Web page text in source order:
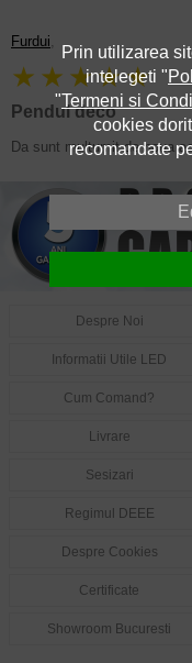
Furdui,
★★★★★
Pendul deco
Da sunt multumit de noua
Despre Noi
Informatii Utile LED
Cum Comand?
Livrare
Sesizari
Regimul DEEE
Despre Cookies
Certificate
Showroom Bucuresti
Prin utilizarea
intelegeti "
"Termeni si
cookies
recomandate